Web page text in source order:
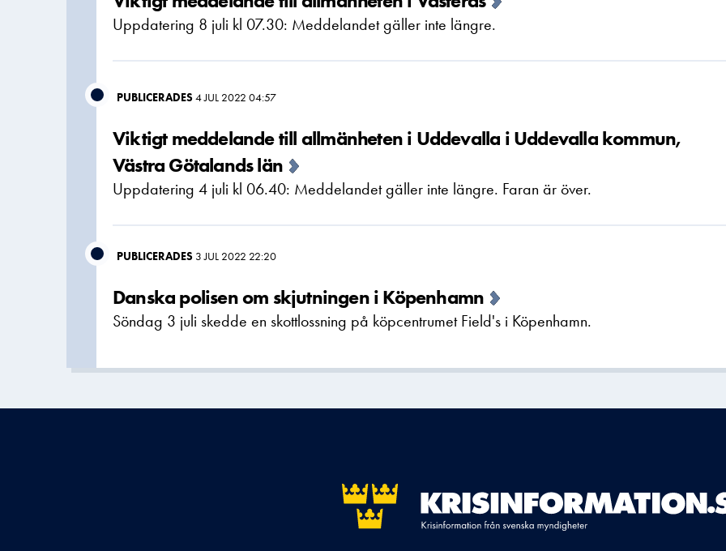
Uppdatering 8 juli kl 07.30: Meddelandet gäller inte längre.
PUBLICERADES4 JUL 2022 04:57
Viktigt meddelande till allmänheten i Uddevalla i Uddevalla kommun,
Västra Götalands län
Uppdatering 4 juli kl 06.40: Meddelandet gäller inte längre. Faran är över.
PUBLICERADES 3 JUL 2022 22:20
Danska polisen om skjutningen i Köpenhamn
Söndag 3 juli skedde en skottlossning på köpcentrumet Field's i Köpenhamn.